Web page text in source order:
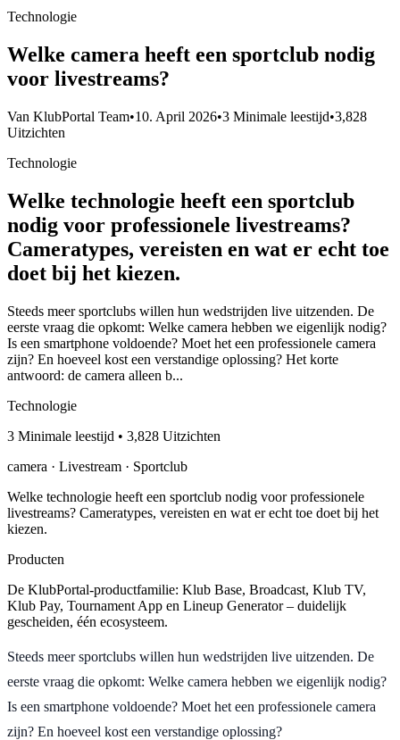
Technologie
Welke camera heeft een sportclub nodig
voor livestreams?
Van KlubPortal Team•10. April 2026•3 Minimale leestijd•3,828
Uitzichten
Technologie
Welke technologie heeft een sportclub
nodig voor professionele livestreams?
Cameratypes, vereisten en wat er echt toe
doet bij het kiezen.
Steeds meer sportclubs willen hun wedstrijden live uitzenden. De
eerste vraag die opkomt: Welke camera hebben we eigenlijk nodig?
Is een smartphone voldoende? Moet het een professionele camera
zijn? En hoeveel kost een verstandige oplossing? Het korte
antwoord: de camera alleen b...
Technologie
3 Minimale leestijd • 3,828 Uitzichten
camera · Livestream · Sportclub
Welke technologie heeft een sportclub nodig voor professionele
livestreams? Cameratypes, vereisten en wat er echt toe doet bij het
kiezen.
Producten
De KlubPortal-productfamilie: Klub Base, Broadcast, Klub TV,
Klub Pay, Tournament App en Lineup Generator – duidelijk
gescheiden, één ecosysteem.
Steeds meer sportclubs willen hun wedstrijden live uitzenden. De
eerste vraag die opkomt: Welke camera hebben we eigenlijk nodig?
Is een smartphone voldoende? Moet het een professionele camera
zijn? En hoeveel kost een verstandige oplossing?